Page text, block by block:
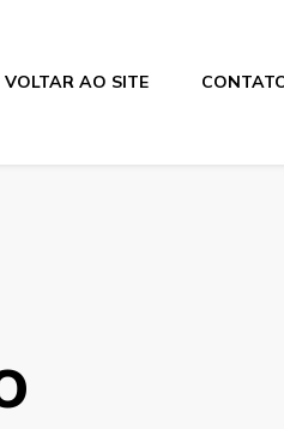
VOLTAR AO SITE